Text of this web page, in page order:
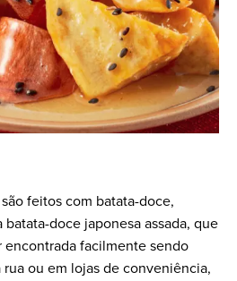
feitos com batata-doce,
doce japonesa assada, que
encontrada facilmente sendo
ou em lojas de conveniência,